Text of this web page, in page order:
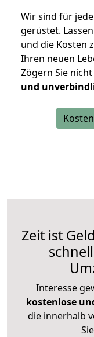
Wir sind für
gerüstet.
und die Kosten
Ihren neuen
Zögern Sie
und
Zeit ist
Interesse
kostenlose
die innerhalb